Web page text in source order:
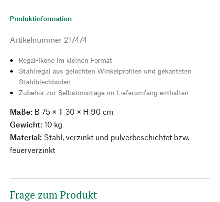
Produktinformation
Artikelnummer 217474
Regal-Ikone im kleinen Format
Stahlregal aus gelochten Winkelprofilen und gekanteten
Stahlblechböden
Zubehör zur Selbstmontage im Lieferumfang enthalten
Maße: B 75 × T 30 × H 90 cm
Gewicht: 10 kg
Material: Stahl, verzinkt und pulverbeschichtet bzw.
feuerverzinkt
Frage zum Produkt